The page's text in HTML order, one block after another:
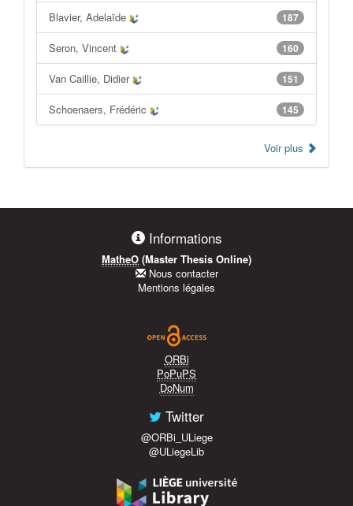
187
Blavier, Adelaïde
160
Seron, Vincent
151
Van Caillie, Didier
145
Schoenaers, Frédéric
Voir plus
Informations
MatheO (Master Thesis Online)
Nous contacter
Mentions légales
ORBi
PoPuPS
DoNum
Twitter
@ORBi_ULiege
@ULiegeLib